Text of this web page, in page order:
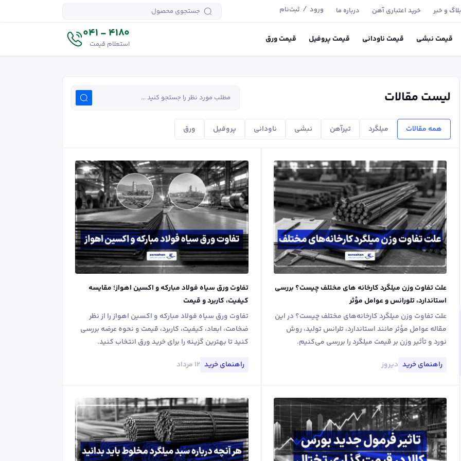
بلاگ و خبر خرید اعتباری آهن درباره ما ورود / ثبت‌نام
قیمت نبشی قیمت ناودانی قیمت پروفیل قیمتورق 4180 - 041
استعلام قیمت
لیست مقالات
همه مقالات میلگرد تیر‌آهن نبشی ناودانی پروفیل ورق
علت تفاوت وزن میلگرد کارخانه های مختلف چیست؟ بررسی
استاندارد، تلورانس و عوامل مؤثر
علت تفاوت وزن میلگرد کارخانه‌های مختلف چیست؟ در این
مقاله عوامل مؤثر مانند استاندارد، تلرانس تولید، روش
نورد و تأثیر وزن بر قیمت میلگرد را بررسی می‌کنیم.
راهنمای خرید دیروز
تفاوت ورق سیاه فولاد مبارکه و اکسین اهواز؛ مقایسه
کیفیت، کاربرد و قیمت
تفاوت ورق سیاه فولاد مبارکه و اکسین اهواز را از نظر
ضخامت، ابعاد، کیفیت، کاربرد، قیمت و نحوه عرضه بررسی
کنید تا بهترین گزینه را برای خرید ورق انتخاب کنید.
راهنمای خرید ۱۲ مرداد